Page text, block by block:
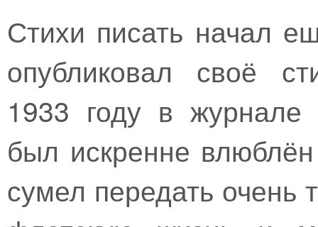
Стихи писать начал
опубликовал своё
1933 году в
был искренне
сумел передать очень